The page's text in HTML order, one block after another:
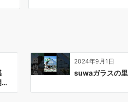
…
2024年9月1日
suwaガラスの里